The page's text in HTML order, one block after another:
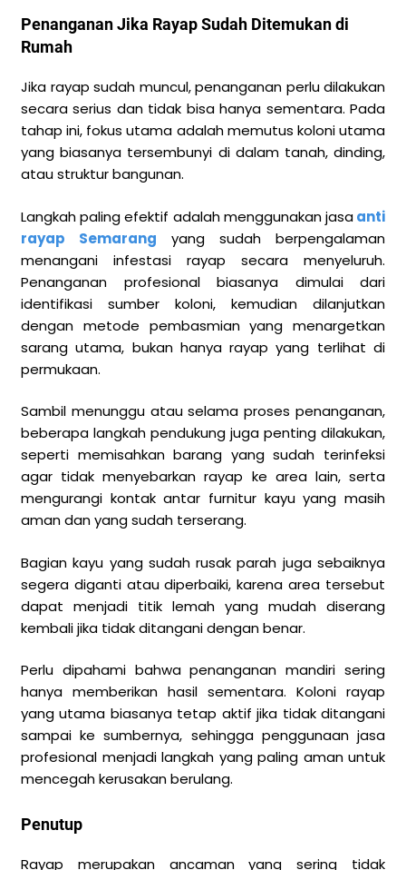
Penanganan Jika Rayap Sudah Ditemukan di
Rumah
Jika rayap sudah muncul, penanganan perlu dilakukan
secara serius dan tidak bisa hanya sementara. Pada
tahap ini, fokus utama adalah memutus koloni utama
yang biasanya tersembunyi di dalam tanah, dinding,
atau struktur bangunan.
Langkah paling efektif adalah menggunakan jasaanti
rayap Semarang yang sudah berpengalaman
menangani infestasi rayap secara menyeluruh.
Penanganan profesional biasanya dimulai dari
identifikasi sumber koloni, kemudian dilanjutkan
dengan metode pembasmian yang menargetkan
sarang utama, bukan hanya rayap yang terlihat di
permukaan.
Sambil menunggu atau selama proses penanganan,
beberapa langkah pendukung juga penting dilakukan,
seperti memisahkan barang yang sudah terinfeksi
agar tidak menyebarkan rayap ke area lain, serta
mengurangi kontak antar furnitur kayu yang masih
aman dan yang sudah terserang.
Bagian kayu yang sudah rusak parah juga sebaiknya
segera diganti atau diperbaiki, karena area tersebut
dapat menjadi titik lemah yang mudah diserang
kembali jika tidak ditangani dengan benar.
Perlu dipahami bahwa penanganan mandiri sering
hanya memberikan hasil sementara. Koloni rayap
yang utama biasanya tetap aktif jika tidak ditangani
sampai ke sumbernya, sehingga penggunaan jasa
profesional menjadi langkah yang paling aman untuk
mencegah kerusakan berulang.
Penutup
Rayap merupakan ancaman yang sering tidak